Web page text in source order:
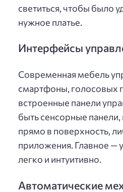
светиться, чтобы было
нужное платье.
Интерфейсы
Современная мебель
смартфоны, голосовых
встроенные панели
быть сенсорные
прямо в поверхность,
приложения. Главное —
легко и интуитивно.
Автоматические